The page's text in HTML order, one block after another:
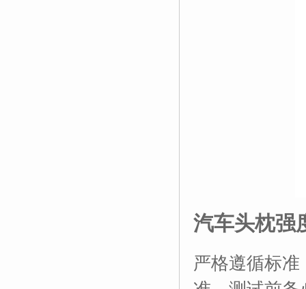
汽车头枕强
严格遵循标